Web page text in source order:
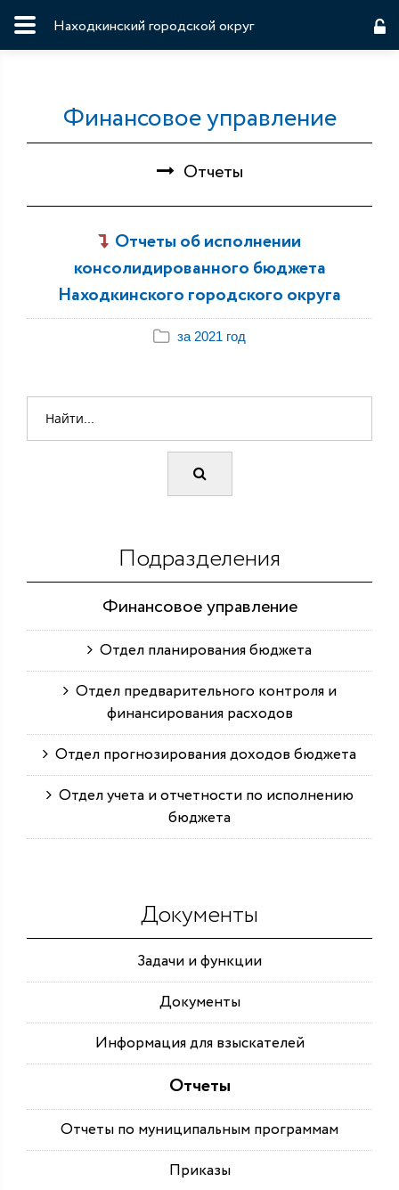
Находкинский городской округ
Финансовое управление
Отчеты
Отчеты об исполнении
консолидированного бюджета
Находкинского городского округа
за 2021 год
Подразделения
Финансовое управление
Отдел планирования бюджета
Отдел предварительного контроля и
финансирования расходов
Отдел прогнозирования доходов бюджета
Отдел учета и отчетности по исполнению
бюджета
Документы
Задачи и функции
Документы
Информация для взыскателей
Отчеты
Отчеты по муниципальным программам
Приказы